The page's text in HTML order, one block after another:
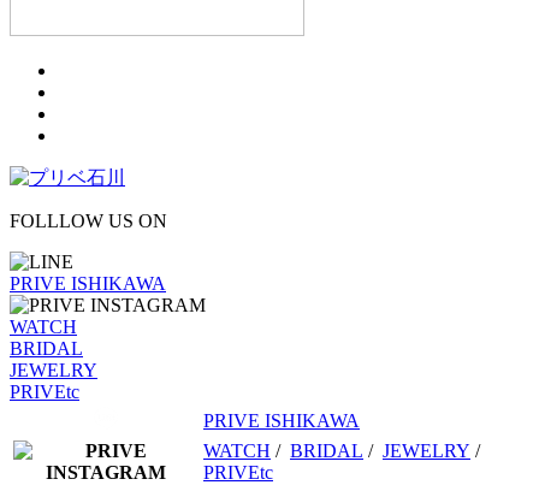
FOLLLOW US ON
PRIVE ISHIKAWA
WATCH
BRIDAL
JEWELRY
PRIVEtc
PRIVE ISHIKAWA
WATCH / BRIDAL / JEWELRY /
PRIVEtc